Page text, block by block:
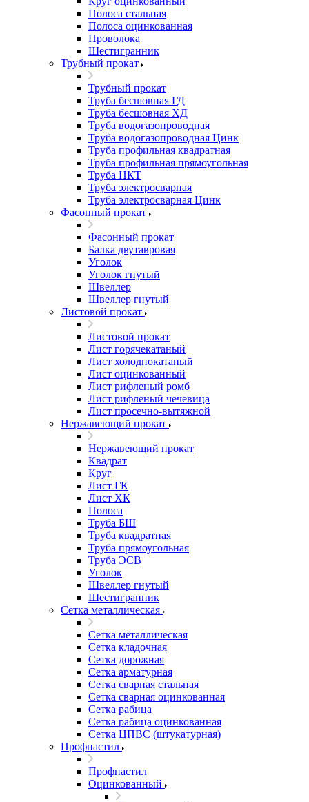
Полоса стальная
Полоса оцинкованная
Проволока
Шестигранник
Трубный прокат
Трубный прокат
Труба бесшовная ГД
Труба бесшовная ХД
Труба водогазопроводная
Труба водогазопроводная Цинк
Труба профильная квадратная
Труба профильная прямоугольная
Труба НКТ
Труба электросварная
Труба электросварная Цинк
Фасонный прокат
Фасонный прокат
Балка двутавровая
Уголок
Уголок гнутый
Швеллер
Швеллер гнутый
Листовой прокат
Листовой прокат
Лист горячекатаный
Лист холоднокатаный
Лист оцинкованный
Лист рифленый ромб
Лист рифленый чечевица
Лист просечно-вытяжной
Нержавеющий прокат
Нержавеющий прокат
Квадрат
Круг
Лист ГК
Лист ХК
Полоса
Труба БШ
Труба квадратная
Труба прямоугольная
Труба ЭСВ
Уголок
Швеллер гнутый
Шестигранник
Сетка металлическая
Сетка металлическая
Сетка кладочная
Сетка дорожная
Сетка арматурная
Сетка сварная стальная
Сетка сварная оцинкованная
Сетка рабица
Сетка рабица оцинкованная
Сетка ЦПВС (штукатурная)
Профнастил
Профнастил
Оцинкованный